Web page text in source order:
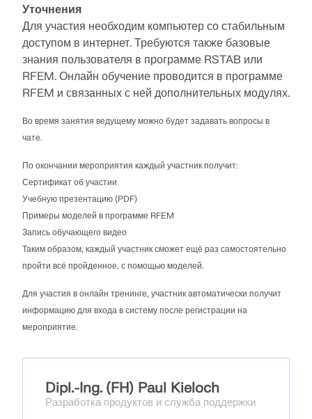
Уточнения
Для участия необходим компьютер со стабильным
доступом в интернет. Требуются также базовые
знания пользователя в программе RSTAB или
RFEM. Онлайн обучение проводится в программе
RFEM и связанных с ней дополнительных модулях.
Во время занятия ведущему можно будет задавать вопросы в
чате.
По окончании мероприятия каждый участник получит:
Сертификат об участии
Учебную презентацию (PDF)
Примеры моделей в программе RFEM
Запись обучающего видео
Таким образом, каждый участник сможет ещё раз самостоятельно
пройти всё пройденное, с помощью моделей.
Для участия в онлайн тренинге, участник автоматически получит
информацию для входа в систему после регистрации на
мероприятие.
Dipl.-Ing. (FH) Paul Kieloch
Разработка продуктов и служба поддержки